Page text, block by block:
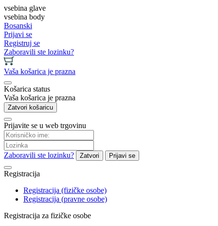
vsebina glave
vsebina body
Bosanski
Prijavi se
Registruj se
Zaboravili ste lozinku?
Vaša košarica je prazna
Košarica status
Vaša košarica je prazna
Zatvori košaricu
Prijavite se u web trgovinu
Zaboravili ste lozinku? Zatvori Prijavi se
Registracija
Registracija (fizičke osobe)
Registracija (pravne osobe)
Registracija za fizičke osobe